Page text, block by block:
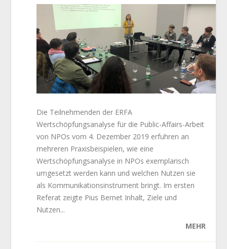
Die Teilnehmenden der ERFA
Wertschöpfungsanalyse für die Public-Affairs-Arbeit
von NPOs vom 4. Dezember 2019 erfuhren an
mehreren Praxisbeispielen, wie eine
Wertschöpfungsanalyse in NPOs exemplarisch
umgesetzt werden kann und welchen Nutzen sie
als Kommunikationsinstrument bringt. Im ersten
Referat zeigte Pius Bernet Inhalt, Ziele und
Nutzen...
MEHR